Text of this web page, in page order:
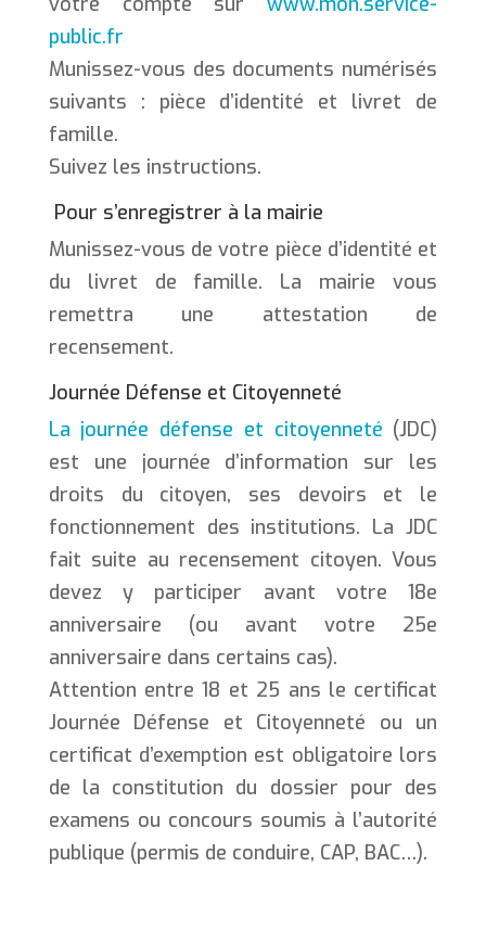
public.fr
Munissez-vous des documents numérisés
suivants : pièce d’identité et livret de
famille.
Suivez les instructions.
Pour s’enregistrer à la mairie
Munissez-vous de votre pièce d’identité et
du livret de famille. La mairie vous
remettra une attestation de
recensement.
Journée Défense et Citoyenneté
La journée défense et citoyenneté (JDC)
est une journée d’information sur les
droits du citoyen, ses devoirs et le
fonctionnement des institutions. La JDC
fait suite au recensement citoyen. Vous
devez y participer avant votre 18e
anniversaire (ou avant votre 25e
anniversaire dans certains cas).
Attention entre 18 et 25 ans le certificat
Journée Défense et Citoyenneté ou un
certificat d’exemption est obligatoire lors
de la constitution du dossier pour des
examens ou concours soumis à l’autorité
publique (permis de conduire, CAP, BAC…).